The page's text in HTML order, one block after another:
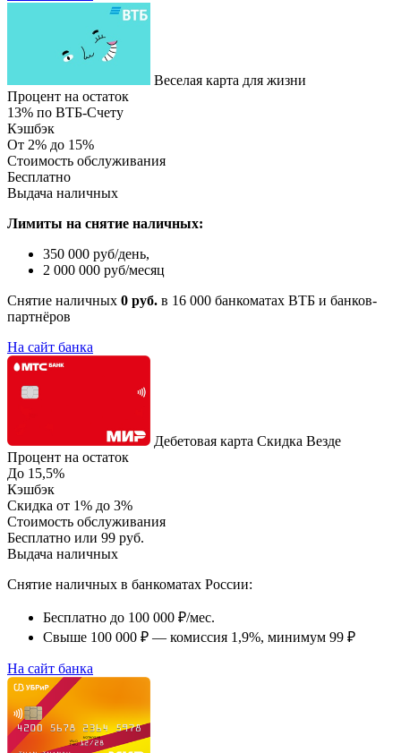
Веселая карта для жизни
Процент на остаток
13% по ВТБ-Счету
Кэшбэк
От 2% до 15%
Стоимость обслуживания
Бесплатно
Выдача наличных
Лимиты на снятие наличных:
350 000 руб/день,
2 000 000 руб/месяц
Снятие наличных 0 руб. в 16 000 банкоматах ВТБ и банков-
партнёров
На сайт банка
Дебетовая карта Скидка Везде
Процент на остаток
До 15,5%
Кэшбэк
Скидка от 1% до 3%
Стоимость обслуживания
Бесплатно или 99 руб.
Выдача наличных
Снятие наличных в банкоматах России:
Бесплатно до 100 000 ₽/мес.
Свыше 100 000 ₽ — комиссия 1,9%, минимум 99 ₽
На сайт банка